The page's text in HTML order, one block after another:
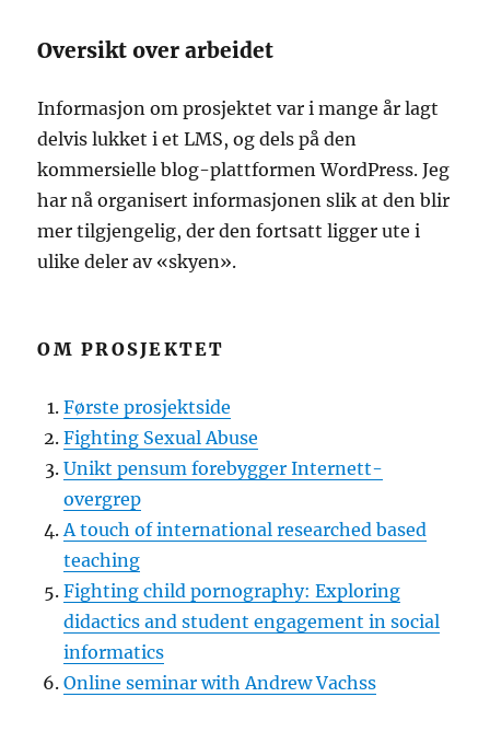
Oversikt over arbeidet
Informasjon om prosjektet var i mange år lagt
delvis lukket i et LMS, og dels på den
kommersielle blog-plattformen WordPress. Jeg
har nå organisert informasjonen slik at den blir
mer tilgjengelig, der den fortsatt ligger ute i
ulike deler av «skyen».
OM PROSJEKTET
Første prosjektside
Fighting Sexual Abuse
Unikt pensum forebygger Internett-
overgrep
A touch of international researched based
teaching
Fighting child pornography: Exploring
didactics and student engagement in social
informatics
Online seminar with Andrew Vachss